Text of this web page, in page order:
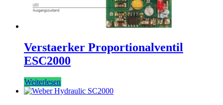
Verstaerker Proportionalventil
ESC2000
Weiterlesen